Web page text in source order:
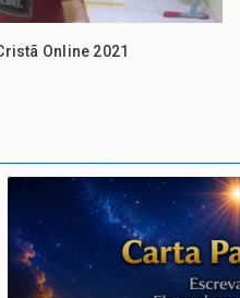
Online 2021